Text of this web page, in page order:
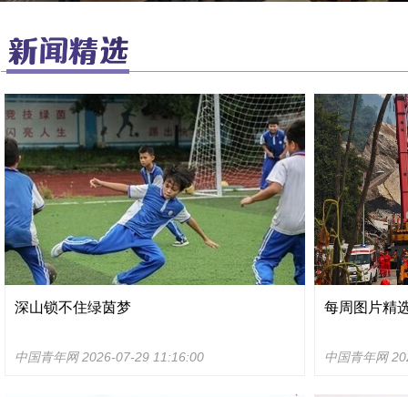
深山锁不住绿茵梦
中国青年网2026-07-29 11:16:00
每周图片精
中国青年网